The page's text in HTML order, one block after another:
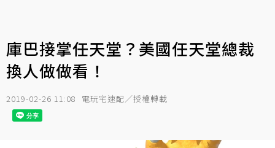
庫巴接掌任天堂？美國任天堂總裁
換人做做看！
2019-02-26 11:08 電玩宅速配／授權轉載